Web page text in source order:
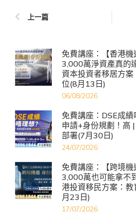
上一篇
免費講座：【香港
3,000萬淨資產真的
資本投資者移居方
位(8月13日)
06/08/2026
免費講座：DSE成
申請+身份規劃！高
部署(7月30日)
24/07/2026
免費講座：【跨境
3,000萬也可能拿不
港投資移民方案：
月23日)
17/07/2026